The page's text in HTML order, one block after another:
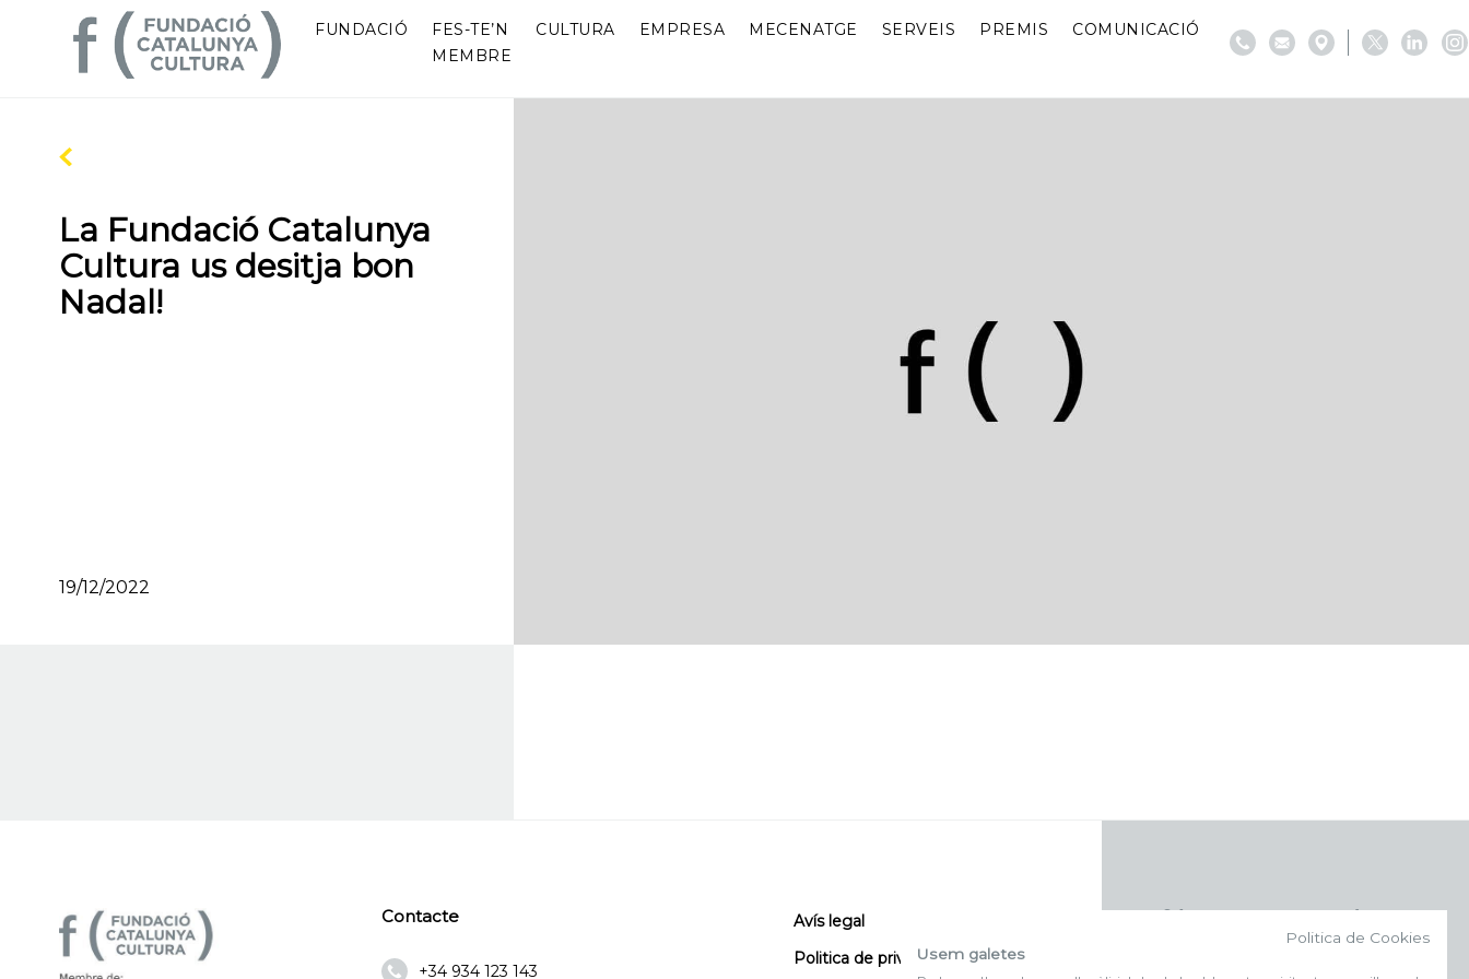
FUNDACIÓ
FES-TE’N
MEMBRE
CULTURA EMPRESA MECENATGE SERVEIS PREMIS COMUNICACIÓ
La Fundació Catalunya
Cultura us desitja bon
Nadal!
19/12/2022
Contacte
+34 934 123 143
Avís legal
Politica de privacitat
Politica de Cookies
Usem galetes